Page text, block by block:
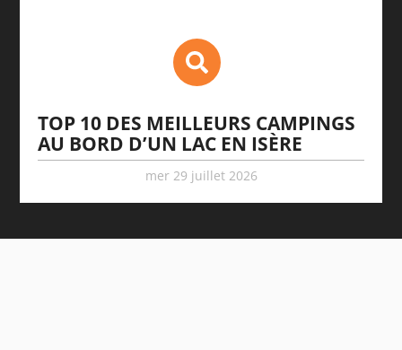
TOP 10 DES MEILLEURS CAMPINGS
AU BORD D’UN LAC EN ISÈRE
mer 29 juillet 2026